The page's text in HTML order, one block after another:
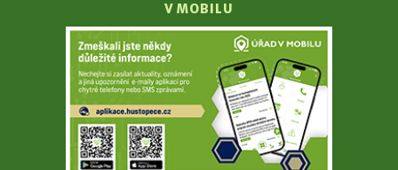
V MOBILU